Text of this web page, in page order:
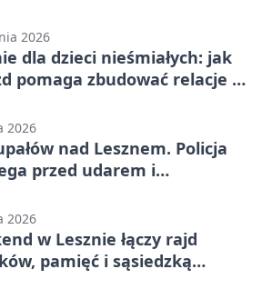
2026
dla dzieci nieśmiałych: jak
pomaga zbudować relacje z
2026
nad Lesznem. Policja
przed udarem i
2026
w Lesznie łączy rajd
pamięć i sąsiedzką